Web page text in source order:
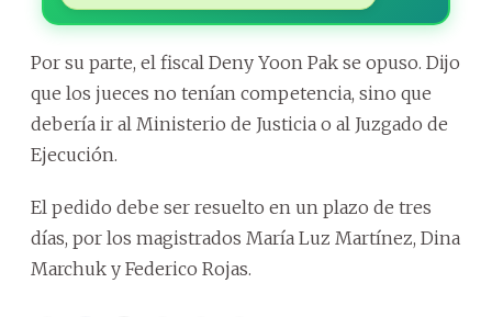
Por su parte, el fiscal Deny Yoon Pak se opuso. Dijo
que los jueces no tenían competencia, sino que
debería ir al Ministerio de Justicia o al Juzgado de
Ejecución.
El pedido debe ser resuelto en un plazo de tres
días, por los magistrados María Luz Martínez, Dina
Marchuk y Federico Rojas.